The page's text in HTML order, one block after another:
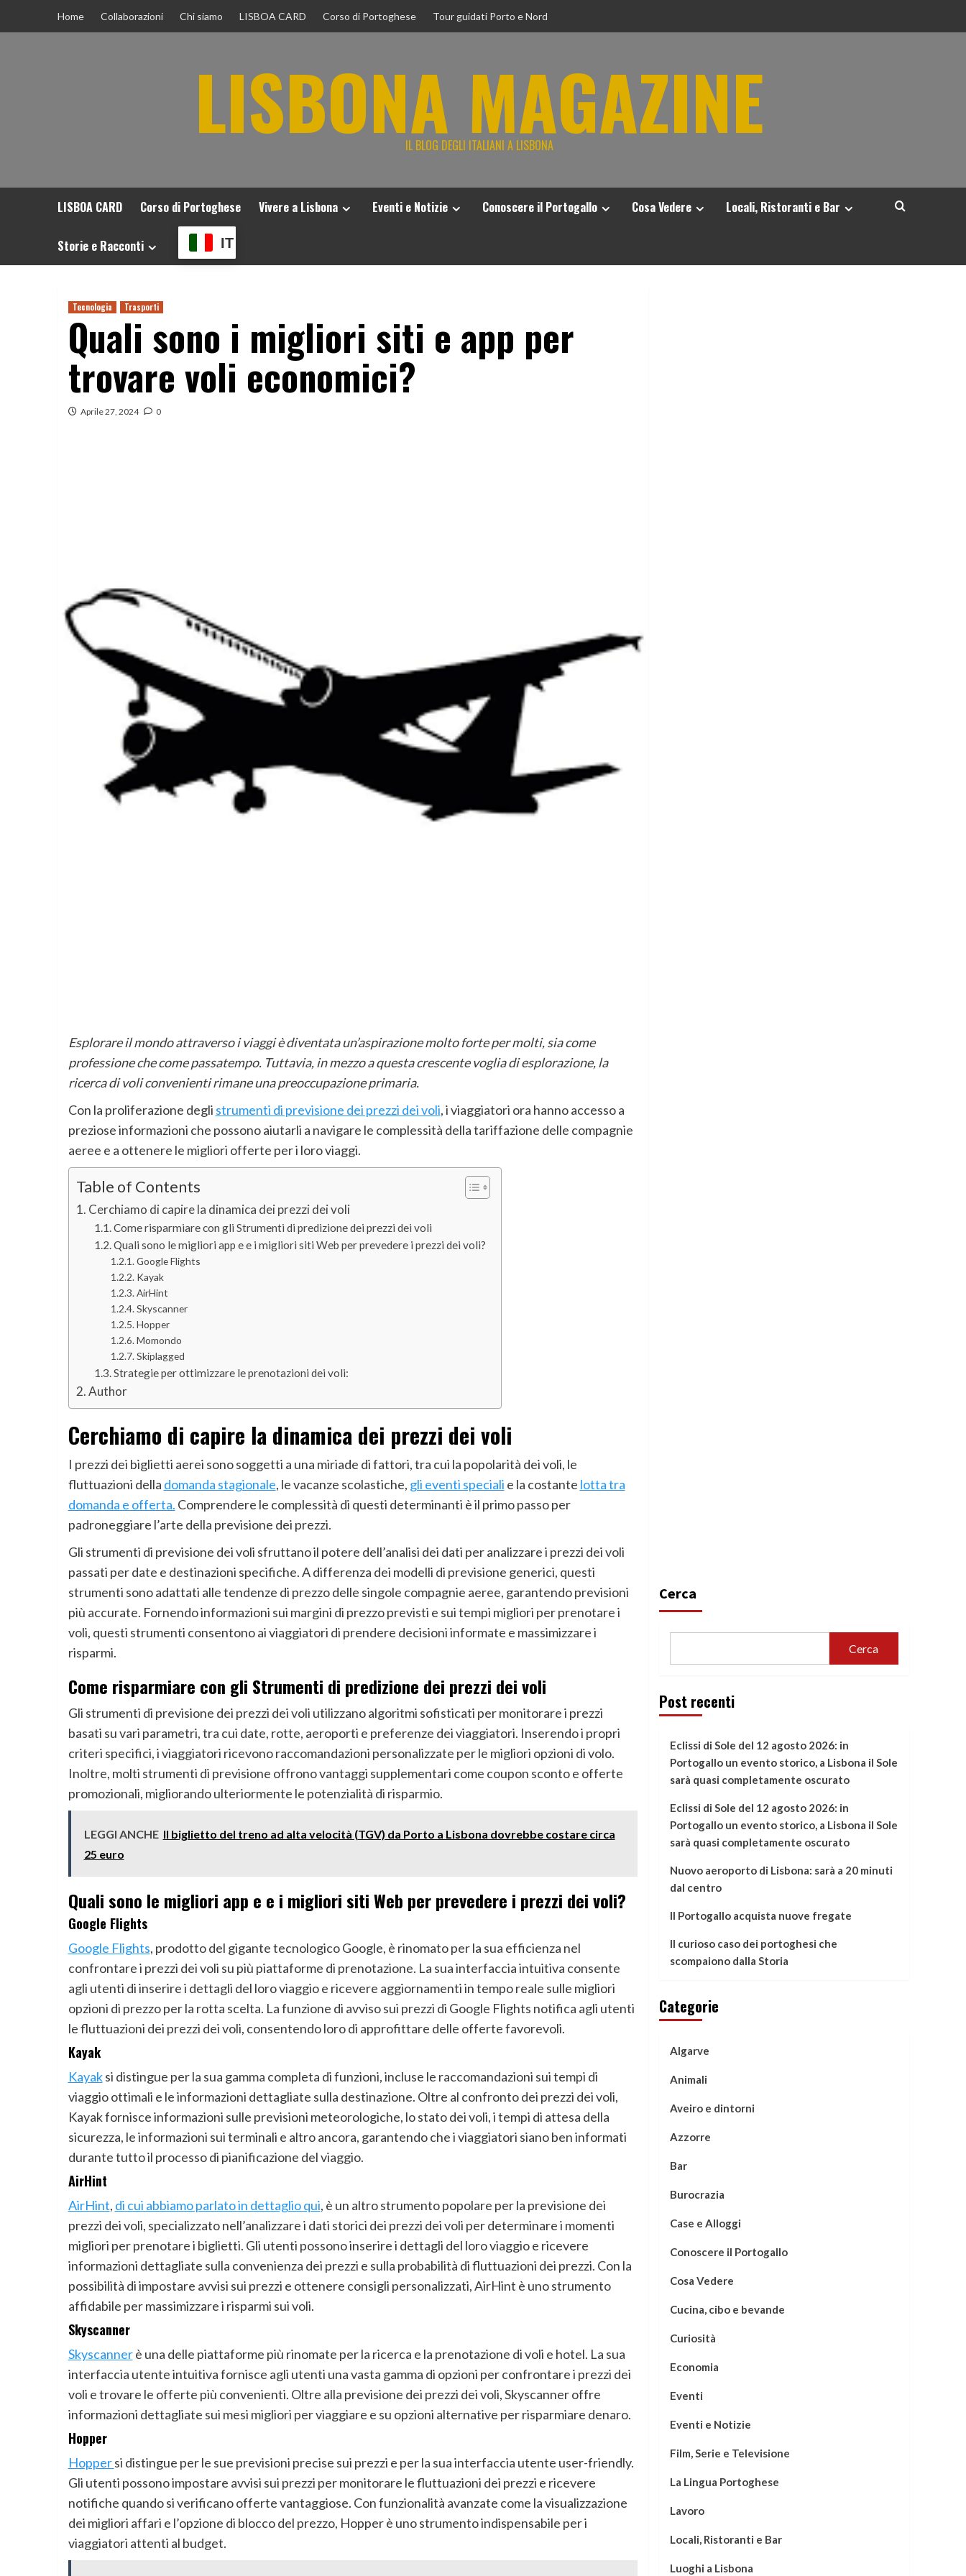
Home Collaborazioni Chi siamo LISBOA CARD Corso di Portoghese Tour guidati Porto e Nord
LISBONA MAGAZINE
IL BLOG DEGLI ITALIANI A LISBONA
LISBOA CARD Corso di Portoghese Vivere a Lisbona Eventi e Notizie Conoscere il Portogallo Cosa Vedere Locali, Ristoranti e Bar
Storie e Racconti IT
Tecnologia Trasporti
Quali sono i migliori siti e app per
trovare voli economici?
Aprile 27, 2024 0
Esplorare il mondo attraverso i viaggi è diventata un’aspirazione molto forte per molti, sia come
professione che come passatempo. Tuttavia, in mezzo a questa crescente voglia di esplorazione, la
ricerca di voli convenienti rimane una preoccupazione primaria.
Con la proliferazione degli strumenti di previsione dei prezzi dei voli, i viaggiatori ora hanno accesso a
preziose informazioni che possono aiutarli a navigare le complessità della tariffazione delle compagnie
aeree e a ottenere le migliori offerte per i loro viaggi.
Table of Contents
Cerchiamo di capire la dinamica dei prezzi dei voli
Come risparmiare con gli Strumenti di predizione dei prezzi dei voli
Quali sono le migliori app e e i migliori siti Web per prevedere i prezzi dei voli?
Google Flights
Kayak
AirHint
Skyscanner
Hopper
Momondo
Skiplagged
Strategie per ottimizzare le prenotazioni dei voli:
Author
Cerchiamo di capire la dinamica dei prezzi dei voli
I prezzi dei biglietti aerei sono soggetti a una miriade di fattori, tra cui la popolarità dei voli, le
fluttuazioni della domanda stagionale, le vacanze scolastiche, gli eventi speciali e la costante lotta tra
domanda e offerta. Comprendere le complessità di questi determinanti è il primo passo per
padroneggiare l’arte della previsione dei prezzi.
Gli strumenti di previsione dei voli sfruttano il potere dell’analisi dei dati per analizzare i prezzi dei voli
passati per date e destinazioni specifiche. A differenza dei modelli di previsione generici, questi
strumenti sono adattati alle tendenze di prezzo delle singole compagnie aeree, garantendo previsioni
più accurate. Fornendo informazioni sui margini di prezzo previsti e sui tempi migliori per prenotare i
voli, questi strumenti consentono ai viaggiatori di prendere decisioni informate e massimizzare i
risparmi.
Come risparmiare con gli Strumenti di predizione dei prezzi dei voli
Gli strumenti di previsione dei prezzi dei voli utilizzano algoritmi sofisticati per monitorare i prezzi
basati su vari parametri, tra cui date, rotte, aeroporti e preferenze dei viaggiatori. Inserendo i propri
criteri specifici, i viaggiatori ricevono raccomandazioni personalizzate per le migliori opzioni di volo.
Inoltre, molti strumenti di previsione offrono vantaggi supplementari come coupon sconto e offerte
promozionali, migliorando ulteriormente le potenzialità di risparmio.
LEGGI ANCHE Il biglietto del treno ad alta velocità (TGV) da Porto a Lisbona dovrebbe costare circa
25 euro
Quali sono le migliori app e e i migliori siti Web per prevedere i prezzi dei voli?
Google Flights
Google Flights, prodotto del gigante tecnologico Google, è rinomato per la sua efficienza nel
confrontare i prezzi dei voli su più piattaforme di prenotazione. La sua interfaccia intuitiva consente
agli utenti di inserire i dettagli del loro viaggio e ricevere aggiornamenti in tempo reale sulle migliori
opzioni di prezzo per la rotta scelta. La funzione di avviso sui prezzi di Google Flights notifica agli utenti
le fluttuazioni dei prezzi dei voli, consentendo loro di approfittare delle offerte favorevoli.
Kayak
Kayaksi distingue per la sua gamma completa di funzioni, incluse le raccomandazioni sui tempi di
viaggio ottimali e le informazioni dettagliate sulla destinazione. Oltre al confronto dei prezzi dei voli,
Kayak fornisce informazioni sulle previsioni meteorologiche, lo stato dei voli, i tempi di attesa della
sicurezza, le informazioni sui terminali e altro ancora, garantendo che i viaggiatori siano ben informati
durante tutto il processo di pianificazione del viaggio.
AirHint
AirHint, di cui abbiamo parlato in dettaglio qui, è un altro strumento popolare per la previsione dei
prezzi dei voli, specializzato nell’analizzare i dati storici dei prezzi dei voli per determinare i momenti
migliori per prenotare i biglietti. Gli utenti possono inserire i dettagli del loro viaggio e ricevere
informazioni dettagliate sulla convenienza dei prezzi e sulla probabilità di fluttuazioni dei prezzi. Con la
possibilità di impostare avvisi sui prezzi e ottenere consigli personalizzati, AirHint è uno strumento
affidabile per massimizzare i risparmi sui voli.
Skyscanner
Skyscannerè una delle piattaforme più rinomate per la ricerca e la prenotazione di voli e hotel. La sua
interfaccia utente intuitiva fornisce agli utenti una vasta gamma di opzioni per confrontare i prezzi dei
voli e trovare le offerte più convenienti. Oltre alla previsione dei prezzi dei voli, Skyscanner offre
informazioni dettagliate sui mesi migliori per viaggiare e su opzioni alternative per risparmiare denaro.
Hopper
Hoppersi distingue per le sue previsioni precise sui prezzi e per la sua interfaccia utente user-friendly.
Gli utenti possono impostare avvisi sui prezzi per monitorare le fluttuazioni dei prezzi e ricevere
notifiche quando si verificano offerte vantaggiose. Con funzionalità avanzate come la visualizzazione
dei migliori affari e l’opzione di blocco del prezzo, Hopper è uno strumento indispensabile per i
viaggiatori attenti al budget.
Cerca
Cerca
Post recenti
Eclissi di Sole del 12 agosto 2026: in
Portogallo un evento storico, a Lisbona il Sole
sarà quasi completamente oscurato
Eclissi di Sole del 12 agosto 2026: in
Portogallo un evento storico, a Lisbona il Sole
sarà quasi completamente oscurato
Nuovo aeroporto di Lisbona: sarà a 20 minuti
dal centro
Il Portogallo acquista nuove fregate
Il curioso caso dei portoghesi che
scompaiono dalla Storia
Categorie
Algarve
Animali
Aveiro e dintorni
Azzorre
Bar
Burocrazia
Case e Alloggi
Conoscere il Portogallo
Cosa Vedere
Cucina, cibo e bevande
Curiosità
Economia
Eventi
Eventi e Notizie
Film, Serie e Televisione
La Lingua Portoghese
Lavoro
Locali, Ristoranti e Bar
Luoghi a Lisbona